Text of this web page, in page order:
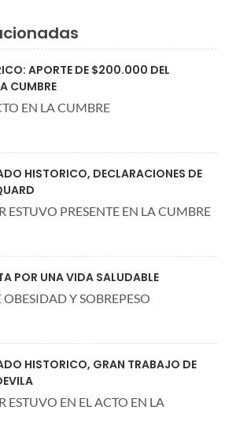
APORTE DE $200.000 DEL
CUMBRE
EN LA CUMBRE
HISTORICO, DECLARACIONES DE
ESTUVO PRESENTE EN LA CUMBRE
POR UNA VIDA SALUDABLE
Y SOBREPESO
HISTORICO, GRAN TRABAJO DE
ESTUVO EN EL ACTO EN LA